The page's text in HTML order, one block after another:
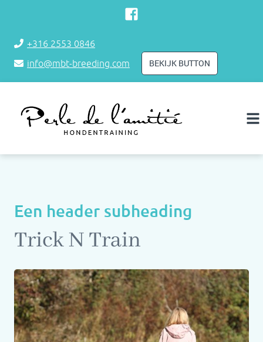
+316 2553 0846
info@mbt-breeding.com
BEKIJK BUTTON
Een header subheading
Trick N Train